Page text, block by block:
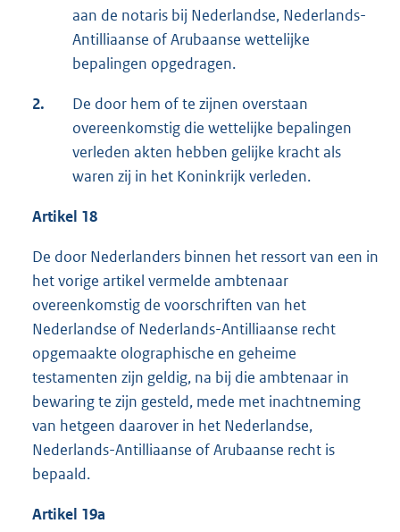
aan de notaris bij Nederlandse, Nederlands-
Antilliaanse of Arubaanse wettelijke
bepalingen opgedragen.
2.
De door hem of te zijnen overstaan
overeenkomstig die wettelijke bepalingen
verleden akten hebben gelijke kracht als
waren zij in het Koninkrijk verleden.
Artikel 18
De door Nederlanders binnen het ressort van een in
het vorige artikel vermelde ambtenaar
overeenkomstig de voorschriften van het
Nederlandse of Nederlands-Antilliaanse recht
opgemaakte olographische en geheime
testamenten zijn geldig, na bij die ambtenaar in
bewaring te zijn gesteld, mede met inachtneming
van hetgeen daarover in het Nederlandse,
Nederlands-Antilliaanse of Arubaanse recht is
bepaald.
Artikel 19a